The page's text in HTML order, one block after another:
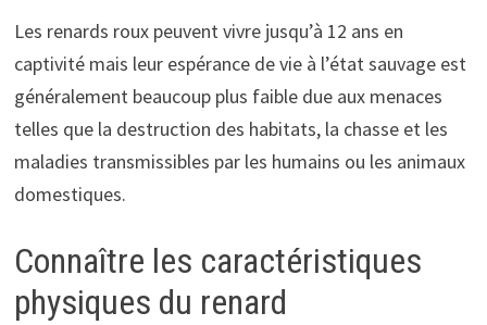
Les renards roux peuvent vivre jusqu’à 12 ans en
captivité mais leur espérance de vie à l’état sauvage est
généralement beaucoup plus faible due aux menaces
telles que la destruction des habitats, la chasse et les
maladies transmissibles par les humains ou les animaux
domestiques.
Connaître les caractéristiques
physiques du renard